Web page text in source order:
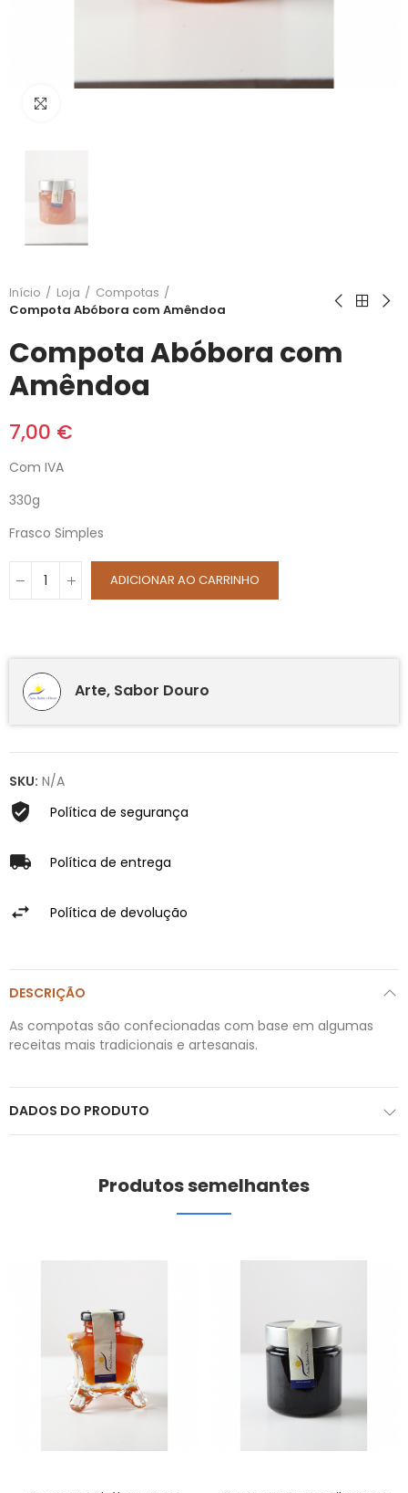
Início Loja
Compotas
Compota Abóbora com Amêndoa
Compota Abóbora com
Amêndoa
7,00 €
Com IVA
330g
Frasco Simples
ADICIONAR AO CARRINHO
Arte, Sabor Douro
SKU: N/A
Política de segurança
Política de entrega
Política de devolução
DESCRIÇÃO
As compotas são confecionadas com base em algumas
receitas mais tradicionais e artesanais.
DADOS DO PRODUTO
Produtos semelhantes